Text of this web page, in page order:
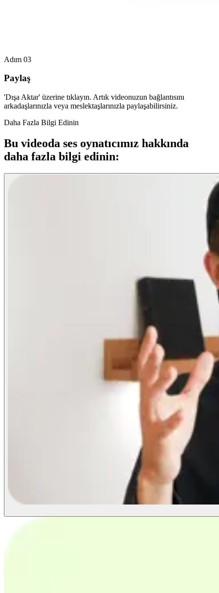
Adım 03
Paylaş
'Dışa Aktar' üzerine tıklayın. Artık videonuzun bağlantısını
arkadaşlarınızla veya meslektaşlarınızla paylaşabilirsiniz.
Daha Fazla Bilgi Edinin
Bu videoda ses oynatıcımız hakkında
daha fazla bilgi edinin: